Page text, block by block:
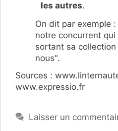
les autres.
On dit par exemple
notre concurrent
sortant sa
nous".
Sources :
www.expressio.fr
Laisser un